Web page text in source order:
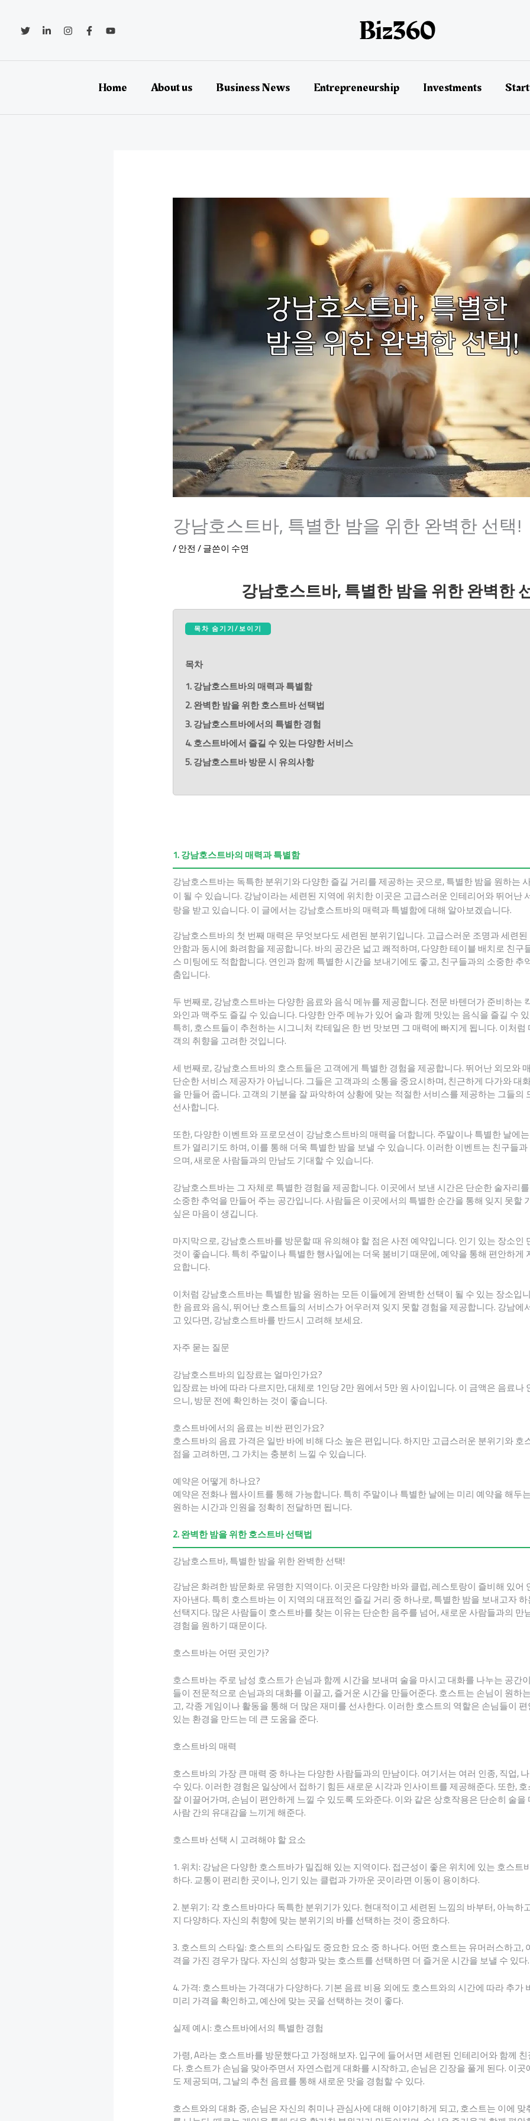
건
Home About us Business News Entrepreneurship Investments
강남호스트바, 특별한 밤을 위한 완벽한 선택!
/안전/ 글쓴이 수연
강남호스트바, 특별한 밤을 위한 완벽한
목차 숨기기/보이기
목차
1. 강남호스트바의 매력과 특별함
2. 완벽한 밤을 위한 호스트바 선택법
3. 강남호스트바에서의 특별한 경험
4. 호스트바에서 즐길 수 있는 다양한 서비스
5. 강남호스트바 방문 시 유의사항
1. 강남호스트바의 매력과 특별함
강남호스트바는 독특한 분위기와 다양한 즐길 거리를 제공하는 곳으로, 특별한 밤을 원하는
이 될 수 있습니다. 강남이라는 세련된 지역에 위치한 이곳은 고급스러운 인테리어와 뛰어난
랑을 받고 있습니다. 이 글에서는 강남호스트바의 매력과 특별함에 대해 알아보겠습니다.
강남호스트바의 첫 번째 매력은 무엇보다도 세련된 분위기입니다. 고급스러운 조명과 세련
안함과 동시에 화려함을 제공합니다. 바의 공간은 넓고 쾌적하며, 다양한 테이블 배치로 친
스 미팅에도 적합합니다. 연인과 함께 특별한 시간을 보내기에도 좋고, 친구들과의 소중한
춤입니다.
두 번째로, 강남호스트바는 다양한 음료와 음식 메뉴를 제공합니다. 전문 바텐더가 준비하는
와인과 맥주도 즐길 수 있습니다. 다양한 안주 메뉴가 있어 술과 함께 맛있는 음식을 즐길 수
특히, 호스트들이 추천하는 시그니처 칵테일은 한 번 맛보면 그 매력에 빠지게 됩니다. 이처
객의 취향을 고려한 것입니다.
세 번째로, 강남호스트바의 호스트들은 고객에게 특별한 경험을 제공합니다. 뛰어난 외모와
단순한 서비스 제공자가 아닙니다. 그들은 고객과의 소통을 중요시하며, 친근하게 다가와 대
을 만들어 줍니다. 고객의 기분을 잘 파악하여 상황에 맞는 적절한 서비스를 제공하는 그들의
선사합니다.
또한, 다양한 이벤트와 프로모션이 강남호스트바의 매력을 더합니다. 주말이나 특별한 날에
트가 열리기도 하며, 이를 통해 더욱 특별한 밤을 보낼 수 있습니다. 이러한 이벤트는 친구들
으며, 새로운 사람들과의 만남도 기대할 수 있습니다.
강남호스트바는 그 자체로 특별한 경험을 제공합니다. 이곳에서 보낸 시간은 단순한 술자리
소중한 추억을 만들어 주는 공간입니다. 사람들은 이곳에서의 특별한 순간을 통해 잊지 못할
싶은 마음이 생깁니다.
마지막으로, 강남호스트바를 방문할 때 유의해야 할 점은 사전 예약입니다. 인기 있는 장소인
것이 좋습니다. 특히 주말이나 특별한 행사일에는 더욱 붐비기 때문에, 예약을 통해 편안하게
요합니다.
이처럼 강남호스트바는 특별한 밤을 원하는 모든 이들에게 완벽한 선택이 될 수 있는 장소입
한 음료와 음식, 뛰어난 호스트들의 서비스가 어우러져 잊지 못할 경험을 제공합니다. 강남에
고 있다면, 강남호스트바를 반드시 고려해 보세요.
자주 묻는 질문
강남호스트바의 입장료는 얼마인가요?
입장료는 바에 따라 다르지만, 대체로 1인당 2만 원에서 5만 원 사이입니다. 이 금액은 음료나
으니, 방문 전에 확인하는 것이 좋습니다.
호스트바에서의 음료는 비싼 편인가요?
호스트바의 음료 가격은 일반 바에 비해 다소 높은 편입니다. 하지만 고급스러운 분위기와
점을 고려하면, 그 가치는 충분히 느낄 수 있습니다.
예약은 어떻게 하나요?
예약은 전화나 웹사이트를 통해 가능합니다. 특히 주말이나 특별한 날에는 미리 예약을 해두
원하는 시간과 인원을 정확히 전달하면 됩니다.
2. 완벽한 밤을 위한 호스트바 선택법
강남호스트바, 특별한 밤을 위한 완벽한 선택!
강남은 화려한 밤문화로 유명한 지역이다. 이곳은 다양한 바와 클럽, 레스토랑이 즐비해 있어
자아낸다. 특히 호스트바는 이 지역의 대표적인 즐길 거리 중 하나로, 특별한 밤을 보내고자
선택지다. 많은 사람들이 호스트바를 찾는 이유는 단순한 음주를 넘어, 새로운 사람들과의 만
경험을 원하기 때문이다.
호스트바는 어떤 곳인가?
호스트바는 주로 남성 호스트가 손님과 함께 시간을 보내며 술을 마시고 대화를 나누는 공간
들이 전문적으로 손님과의 대화를 이끌고, 즐거운 시간을 만들어준다. 호스트는 손님이 원하
고, 각종 게임이나 활동을 통해 더 많은 재미를 선사한다. 이러한 호스트의 역할은 손님들이
있는 환경을 만드는 데 큰 도움을 준다.
호스트바의 매력
호스트바의 가장 큰 매력 중 하나는 다양한 사람들과의 만남이다. 여기서는 여러 인종, 직업,
수 있다. 이러한 경험은 일상에서 접하기 힘든 새로운 시각과 인사이트를 제공해준다. 또한,
잘 이끌어가며, 손님이 편안하게 느낄 수 있도록 도와준다. 이와 같은 상호작용은 단순히 술
사람 간의 유대감을 느끼게 해준다.
호스트바 선택 시 고려해야 할 요소
1. 위치: 강남은 다양한 호스트바가 밀집해 있는 지역이다. 접근성이 좋은 위치에 있는 호스트
하다. 교통이 편리한 곳이나, 인기 있는 클럽과 가까운 곳이라면 이동이 용이하다.
2. 분위기: 각 호스트바마다 독특한 분위기가 있다. 현대적이고 세련된 느낌의 바부터, 아늑하
지 다양하다. 자신의 취향에 맞는 분위기의 바를 선택하는 것이 중요하다.
3. 호스트의 스타일: 호스트의 스타일도 중요한 요소 중 하나다. 어떤 호스트는 유머러스하고,
격을 가진 경우가 많다. 자신의 성향과 맞는 호스트를 선택하면 더 즐거운 시간을 보낼 수 있다.
4. 가격: 호스트바는 가격대가 다양하다. 기본 음료 비용 외에도 호스트와의 시간에 따라 추가
미리 가격을 확인하고, 예산에 맞는 곳을 선택하는 것이 좋다.
실제 예시: 호스트바에서의 특별한 경험
가령, A라는 호스트바를 방문했다고 가정해보자. 입구에 들어서면 세련된 인테리어와 함께
다. 호스트가 손님을 맞아주면서 자연스럽게 대화를 시작하고, 손님은 긴장을 풀게 된다. 이
도 제공되며, 그날의 추천 음료를 통해 새로운 맛을 경험할 수 있다.
호스트와의 대화 중, 손님은 자신의 취미나 관심사에 대해 이야기하게 되고, 호스트는 이에